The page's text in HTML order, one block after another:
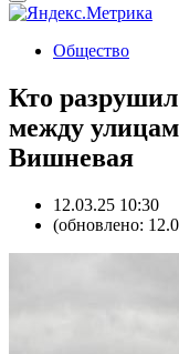
Общество
Кто
между
Вишневая
12.03.25 10:30
(обновлено: